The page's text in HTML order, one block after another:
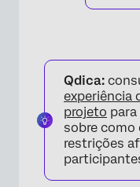
Qdica:
experiência
projeto
sobre como
restrições